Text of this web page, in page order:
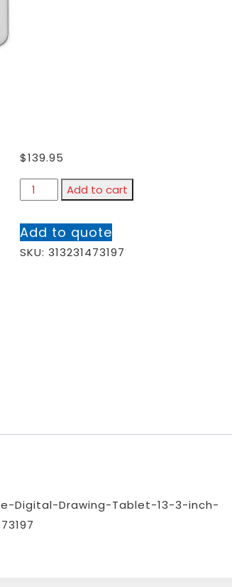
$139.95
Add to cart
Add to quote
SKU: 313231473197
Digital-Drawing-Tablet-13-3-inch-